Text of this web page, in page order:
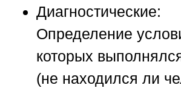
Диагностические:
Определение
которых
(не находился ли